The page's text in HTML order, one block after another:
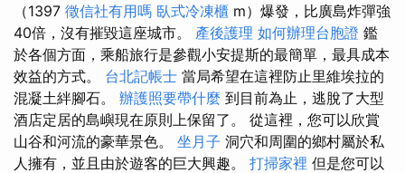
（1397 徵信社有用嗎 臥式冷凍櫃 m）爆發，比廣島炸彈強
40倍，沒有摧毀這座城市。 產後護理 如何辦理台胞證 鑑
於各個方面，乘船旅行是參觀小安提斯的最簡單，最具成本
效益的方式。 台北記帳士 當局希望在這裡防止里維埃拉的
混凝土絆腳石。 辦護照要帶什麼 到目前為止，逃脫了大型
酒店定居的島嶼現在原則上保留了。 從這裡，您可以欣賞
山谷和河流的豪華景色。 坐月子 洞穴和周圍的鄉村屬於私
人擁有，並且由於遊客的巨大興趣。 打掃家裡 但是您可以